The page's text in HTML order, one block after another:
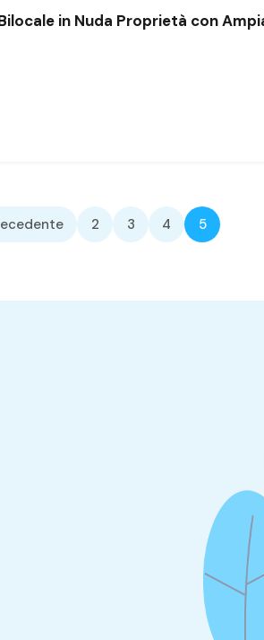
in Nuda Proprietà con
2 3 4 5